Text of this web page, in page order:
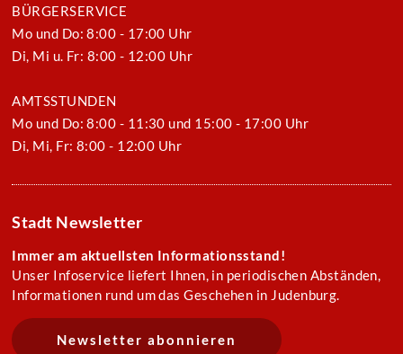
BÜRGERSERVICE
Mo und Do: 8:00 - 17:00 Uhr
Di, Mi u. Fr: 8:00 - 12:00 Uhr
AMTSSTUNDEN
Mo und Do: 8:00 - 11:30 und 15:00 - 17:00 Uhr
Di, Mi, Fr: 8:00 - 12:00 Uhr
Stadt Newsletter
Immer am aktuellsten Informationsstand!
Unser Infoservice liefert Ihnen, in periodischen Abständen,
Informationen rund um das Geschehen in Judenburg.
Newsletter abonnieren